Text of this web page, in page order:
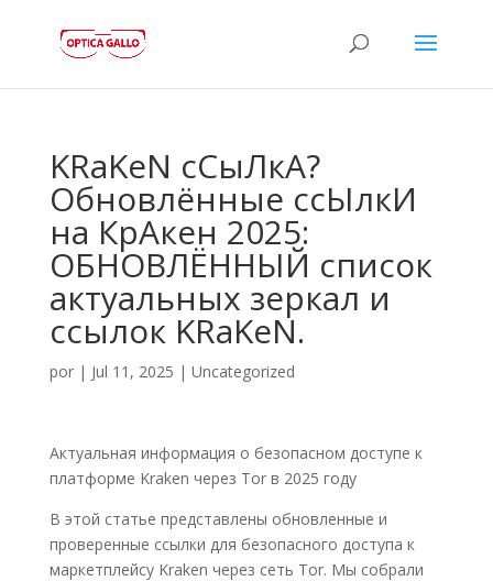
KRaKeN сСыЛкА?
Обновлённые ссЫлкИ
на КрАкен 2025:
ОБНОВЛЁННЫЙ список
актуальных зеркал и
ссылок KRaKeN.
por | Jul 11, 2025 | Uncategorized
Актуальная информация о безопасном доступе к
платформе Kraken через Tor в 2025 году
В этой статье представлены обновленные и
проверенные ссылки для безопасного доступа к
маркетплейсу Kraken через сеть Tor. Мы собрали